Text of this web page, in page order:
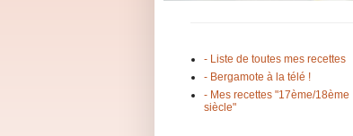
- Liste de toutes mes recettes
- Bergamote à la télé !
- Mes recettes "17ème/18ème
siècle"